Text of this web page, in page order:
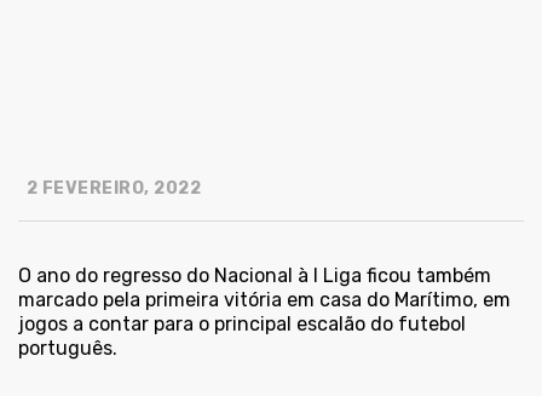
2 FEVEREIRO, 2022
O ano do regresso do Nacional à I Liga ficou também
marcado pela primeira vitória em casa do Marítimo, em
jogos a contar para o principal escalão do futebol
português.